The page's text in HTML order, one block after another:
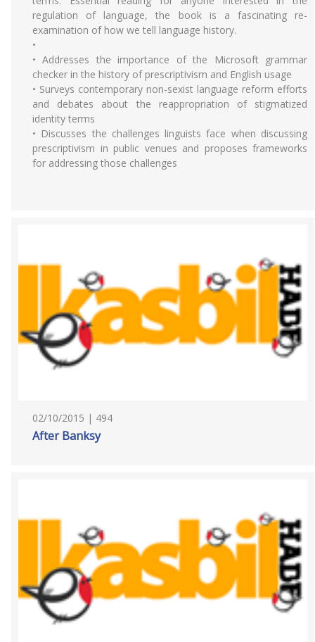
regulation of language, the book is a fascinating re-
examination of how we tell language history.
•
• Addresses the importance of the Microsoft grammar
checker in the history of prescriptivism and English usage
• Surveys contemporary non-sexist language reform efforts
and debates about the reappropriation of stigmatized
identity terms
• Discusses the challenges linguists face when discussing
prescriptivism in public venues and proposes frameworks
for addressing those challenges
02/10/2015 | 494
After Banksy